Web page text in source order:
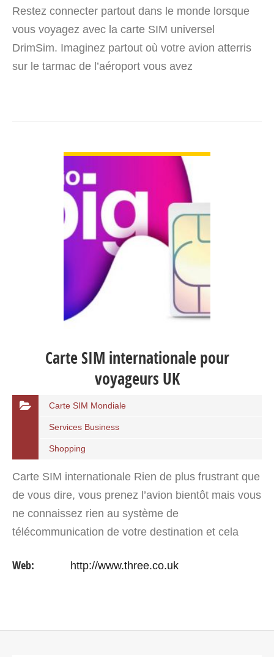
Restez connecter partout dans le monde lorsque
vous voyagez avec la carte SIM universel
DrimSim. Imaginez partout où votre avion atterris
sur le tarmac de l’aéroport vous avez
Carte SIM internationale pour
voyageurs UK
Carte SIM Mondiale
Services Business
Shopping
Carte SIM internationale Rien de plus frustrant que
de vous dire, vous prenez l’avion bientôt mais vous
ne connaissez rien au système de
télécommunication de votre destination et cela
un pays loin…
Web: http://www.three.co.uk